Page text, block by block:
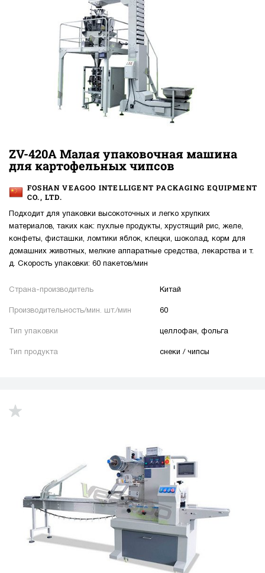
ZV-420A Малая упаковочная машина
для картофельных чипсов
FOSHAN VEAGOO INTELLIGENT PACKAGING EQUIPMENT
CO., LTD.
Подходит для упаковки высокоточных и легко хрупких
материалов, таких как: пухлые продукты, хрустящий рис, желе,
конфеты, фисташки, ломтики яблок, клецки, шоколад, корм для
домашних животных, мелкие аппаратные средства, лекарства и т.
д. Скорость упаковки: 60 пакетов/мин
Страна-производитель Китай
Производительность/мин. шт./мин 60
Тип упаковки целлофан, фольга
Тип продукта снеки / чипсы